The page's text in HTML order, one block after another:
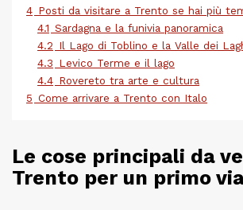
4 Posti da visitare a Trento se hai più
4.1 Sardagna e la funivia panoramica
4.2 Il Lago di Toblino e la Valle dei
4.3 Levico Terme e il lago
4.4 Rovereto tra arte e cultura
5 Come arrivare a Trento con Italo
Le cose principali da
Trento per un primo